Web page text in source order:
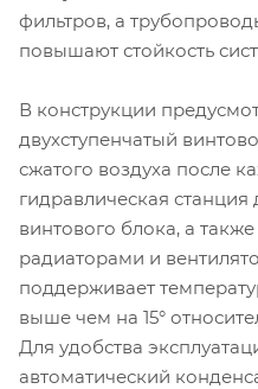
фильтров, а
повышают стойкость
В конструкции
двухступенчатый
сжатого воздуха после
гидравлическая станция
винтового блока, а
радиаторами и
поддерживает
выше чем на 15°
Для удобства
автоматический